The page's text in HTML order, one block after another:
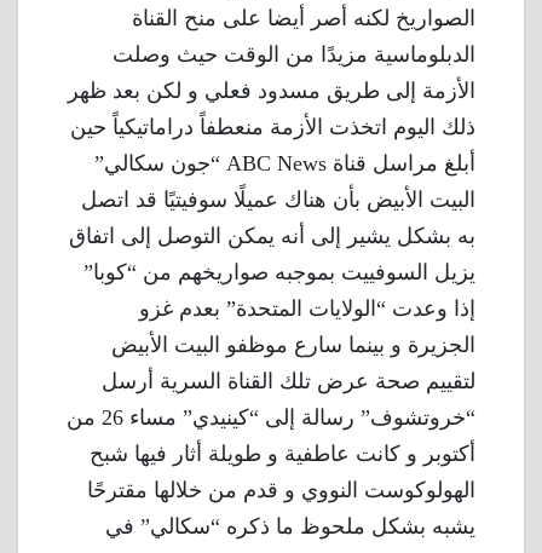
الصواريخ لكنه أصر أيضا على منح القناة
الدبلوماسية مزيدًا من الوقت حيث وصلت
الأزمة إلى طريق مسدود فعلي و لكن بعد ظهر
ذلك اليوم اتخذت الأزمة منعطفاً دراماتيكياً حين
أبلغ مراسل قناة ABC News “جون سكالي”
البيت الأبيض بأن هناك عميلًا سوفيتيًا قد اتصل
به بشكل يشير إلى أنه يمكن التوصل إلى اتفاق
يزيل السوفييت بموجبه صواريخهم من “كوبا”
إذا وعدت “الولايات المتحدة” بعدم غزو
الجزيرة و بينما سارع موظفو البيت الأبيض
لتقييم صحة عرض تلك القناة السرية أرسل
“خروتشوف” رسالة إلى “كينيدي” مساء 26 من
أكتوبر و كانت عاطفية و طويلة أثار فيها شبح
الهولوكوست النووي و قدم من خلالها مقترحًا
يشبه بشكل ملحوظ ما ذكره “سكالي” في